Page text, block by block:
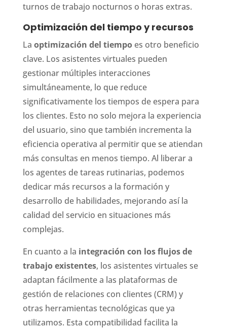
turnos de trabajo nocturnos o horas extras.
Optimización del tiempo y recursos
La optimización del tiempoes otro beneficio
clave. Los asistentes virtuales pueden
gestionar múltiples interacciones
simultáneamente, lo que reduce
significativamente los tiempos de espera para
los clientes. Esto no solo mejora la experiencia
del usuario, sino que también incrementa la
eficiencia operativa al permitir que se atiendan
más consultas en menos tiempo. Al liberar a
los agentes de tareas rutinarias, podemos
dedicar más recursos a la formación y
desarrollo de habilidades, mejorando así la
calidad del servicio en situaciones más
complejas.
En cuanto a la integración con los flujos de
trabajo existentes, los asistentes virtuales se
adaptan fácilmente a las plataformas de
gestión de relaciones con clientes (CRM) y
otras herramientas tecnológicas que ya
utilizamos. Esta compatibilidad facilita la